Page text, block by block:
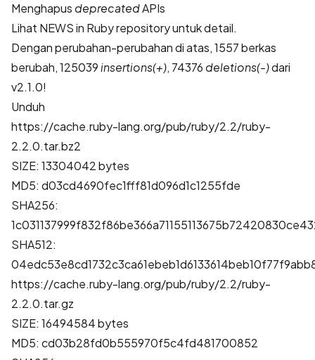
Menghapus deprecatedAPIs
Lihat NEWS in Ruby repositoryuntuk detail.
Dengan perubahan-perubahan di atas, 1557 berkas
berubah, 125039insertions(+), 74376 deletions(-)dari
v2.1.0!
Unduh
https://cache.ruby-lang.org/pub/ruby/2.2/ruby-
2.2.0.tar.bz2
SIZE: 13304042 bytes
MD5: d03cd4690fec1fff81d096d1c1255fde
SHA256:
SHA512:
https://cache.ruby-lang.org/pub/ruby/2.2/ruby-
2.2.0.tar.gz
SIZE: 16494584 bytes
MD5: cd03b28fd0b555970f5c4fd481700852